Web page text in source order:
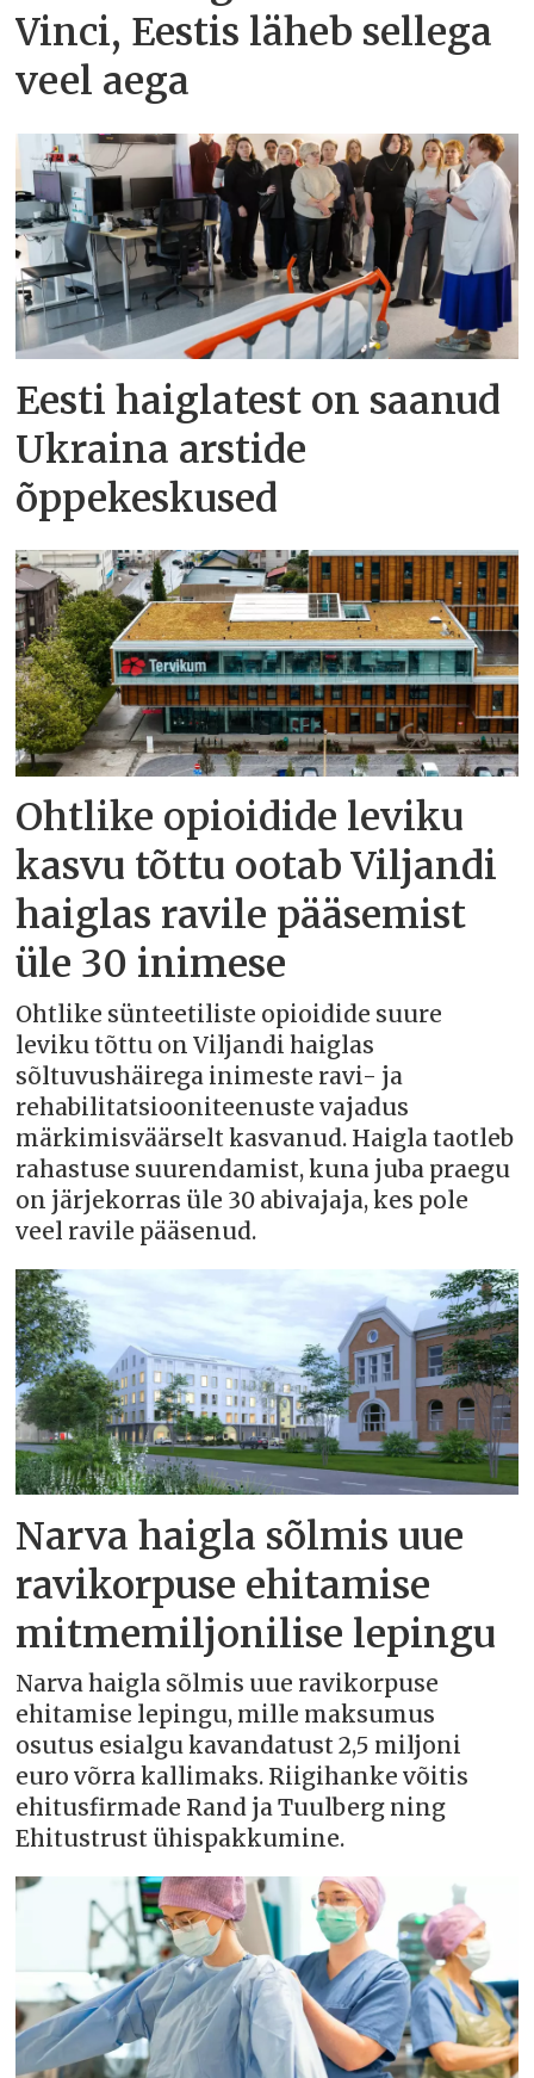
Vinci, Eestis läheb sellega
veel aega
Eesti haiglatest on saanud
Ukraina arstide
õppekeskused
Ohtlike opioidide leviku
kasvu tõttu ootab Viljandi
haiglas ravile pääsemist
üle 30 inimese
Ohtlike sünteetiliste opioidide suure
leviku tõttu on Viljandi haiglas
sõltuvushäirega inimeste ravi- ja
rehabilitatsiooniteenuste vajadus
märkimisväärselt kasvanud. Haigla taotleb
rahastuse suurendamist, kuna juba praegu
on järjekorras üle 30 abivajaja, kes pole
veel ravile pääsenud.
Narva haigla sõlmis uue
ravikorpuse ehitamise
mitmemiljonilise lepingu
Narva haigla sõlmis uue ravikorpuse
ehitamise lepingu, mille maksumus
osutus esialgu kavandatust 2,5 miljoni
euro võrra kallimaks. Riigihanke võitis
ehitusfirmade Rand ja Tuulberg ning
Ehitustrust ühispakkumine.